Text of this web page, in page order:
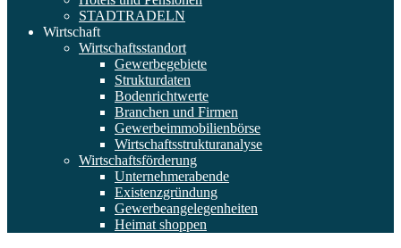
STADTRADELN
Wirtschaft
Wirtschaftsstandort
Gewerbegebiete
Strukturdaten
Bodenrichtwerte
Branchen und Firmen
Gewerbeimmobilienbörse
Wirtschaftsstrukturanalyse
Wirtschaftsförderung
Unternehmerabende
Existenzgründung
Gewerbeangelegenheiten
Heimat shoppen